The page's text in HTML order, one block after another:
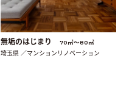
無垢のはじまり 70㎡〜80㎡
埼玉県 ／マンションリノベーション